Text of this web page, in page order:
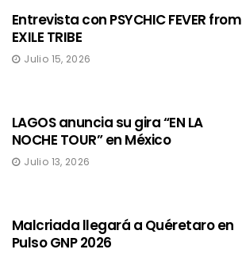
Entrevista con PSYCHIC FEVER from
EXILE TRIBE
Julio 15, 2026
LAGOS anuncia su gira “EN LA
NOCHE TOUR” en México
Julio 13, 2026
Malcriada llegará a Quéretaro en
Pulso GNP 2026